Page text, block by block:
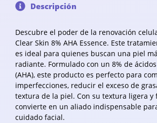
Descripción
Descubre el poder de la renovación
Clear Skin 8% AHA Essence. Este
es ideal para quienes buscan una piel
radiante. Formulado con un 8% de
(AHA), este producto es perfecto para
imperfecciones, reducir el exceso de
textura de la piel. Con su textura ligera y
convierte en un aliado indispensable
cuidado facial.